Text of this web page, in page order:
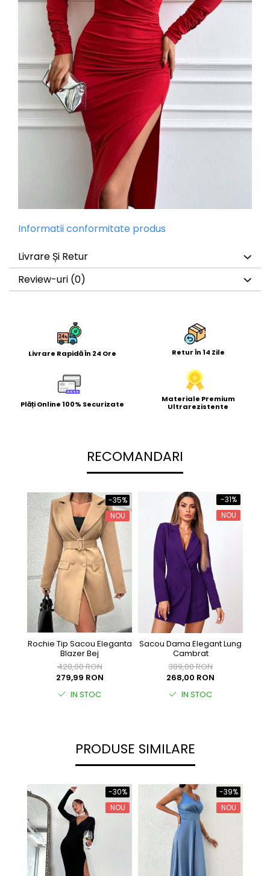
Informatii conformitate produs
Livrare Și Retur
Review-uri (0)
Livrare Rapidă În 24 Ore Retur În 14 Zile
Plăți Online 100% Securizate
Materiale Premium
Ultrarezistente
RECOMANDARI
-35%
NOU
Rochie Tip Sacou Eleganta
Blazer Bej
428,00 RON
279,99 RON
IN STOC
-31%
NOU
Sacou Dama Elegant Lung
Cambrat
389,00 RON
268,00 RON
IN STOC
PRODUSE SIMILARE
-30%
NOU
-39%
NOU